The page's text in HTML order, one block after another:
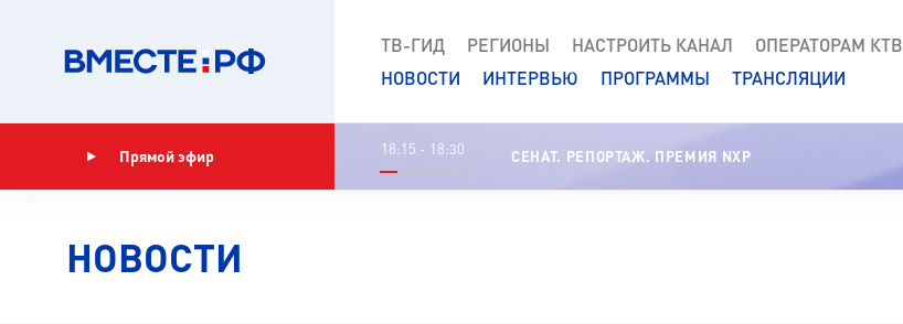
ТВ-ГИД РЕГИОНЫ НАСТРОИТЬ КАНАЛ ОПЕРАТОРАМ КТВ
НОВОСТИ
ИНТЕРВЬЮ ПРОГРАММЫ ТРАНСЛЯЦИИ
Прямой эфир 18:15 - 18:30 СЕНАТ. РЕПОРТАЖ. ПРЕМИЯ NXP
НОВОСТИ